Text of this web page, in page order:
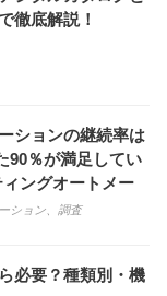
徹底解説！
ションの継続率は
90％が満足してい
ングオートメー
ション 調査
必要？種類別・機